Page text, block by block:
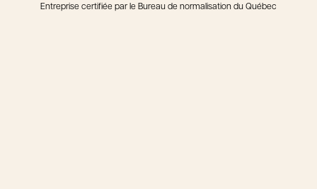
Entreprise certifiée par le Bureau de normalisation du Québec